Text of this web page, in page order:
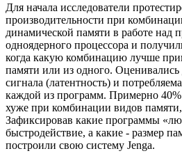
Для начала исследователи
производительности при
динамической памяти в работе над
одноядерного процессора и
когда какую комбинацию лучше
памяти или из одного. Оценивались
сигнала (латентность) и
каждой из программ. Примерно 40%
хуже при комбинации видов
Зафиксировав какие программы
быстродействие, а какие - размер
построили свою систему Jenga.